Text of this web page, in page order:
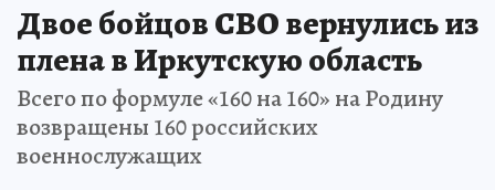
Двое бойцов СВО вернулись из
плена в Иркутскую область
Всего по формуле «160 на 160» на Родину
возвращены 160 российских
военнослужащих